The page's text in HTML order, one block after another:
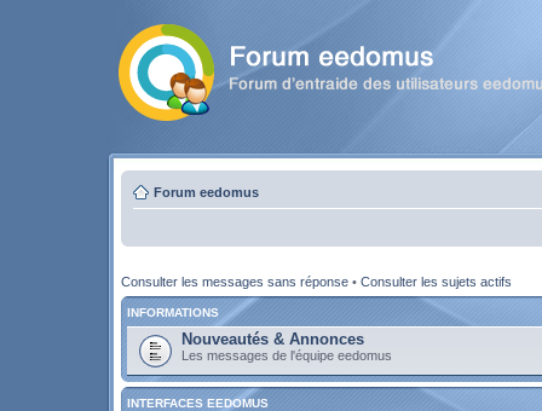
Forum eedomus
Consulter les messages sans réponse • Consulter les sujets actifs
INFORMATIONS
Nouveautés & Annonces
Les messages de l'équipe eedomus
INTERFACES EEDOMUS